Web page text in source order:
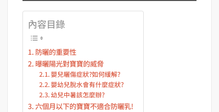
內容目錄
防曬的重要性
曝曬陽光對寶寶的威脅
嬰兒曬傷症狀?如何緩解?
嬰幼兒脫水會有什麼症狀?
幼兒中暑該怎麼辦?
六個月以下的寶寶不適合防曬乳!